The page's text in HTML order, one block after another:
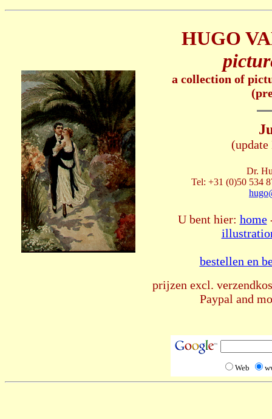
HUGO
a collection of
(update
Dr.
Tel: +31 (0)50 534
U bent hier: home
bestellen en
prijzen excl.
Paypal and
Web